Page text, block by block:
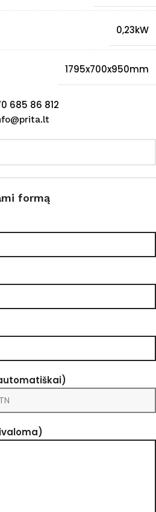
0,23kW
1795x700x950mm
685 86 812
formą